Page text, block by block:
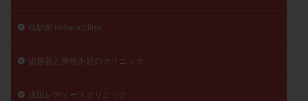
桂駅前 Mihara Clinic
泌尿器と男性不妊のクリニック
浅田レディースクリニック